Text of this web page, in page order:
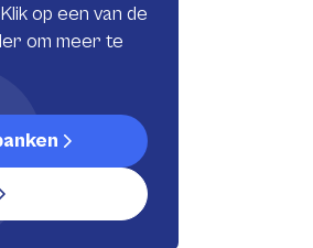
op een van de
om meer te